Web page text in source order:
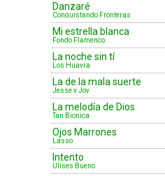
Danzaré
Conquistando Fronteras
Mi estrella blanca
Fondo Flamenco
La noche sin tí
Los Huayra
La de la mala suerte
Jesse y Joy
La melodía de Dios
Tan Bionica
Ojos Marrones
Lasso
Intento
Ulises Bueno